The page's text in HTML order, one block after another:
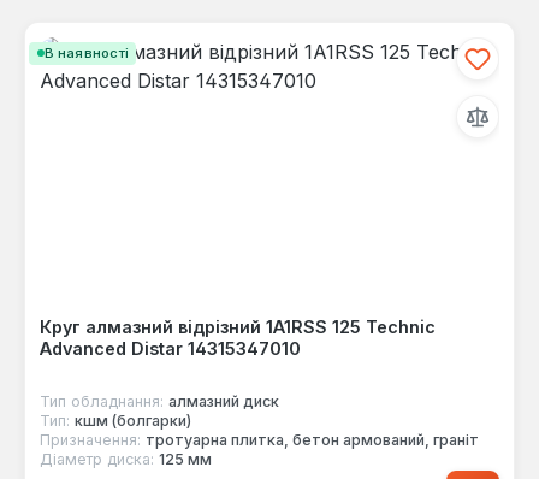
В наявності
Круг алмазний відрізний 1A1RSS 125 Technic
Advanced Distar 14315347010
Тип обладнання: алмазний диск
Тип: кшм (болгарки)
Призначення: тротуарна плитка, бетон армований, граніт
Діаметр диска: 125 мм